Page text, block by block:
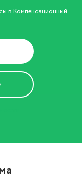
в Компенсационный